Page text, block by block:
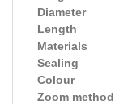
Diameter
Length
Materials
Sealing
Colour
Zoom method